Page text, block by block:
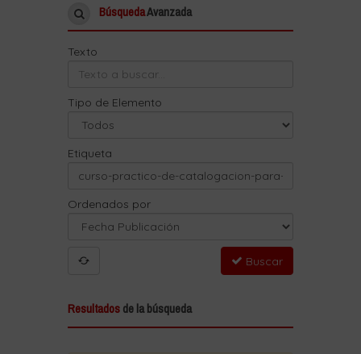
BúsquedaAvanzada
Texto
Tipo de Elemento
Etiqueta
Ordenados por
Buscar
Resultadosde la búsqueda